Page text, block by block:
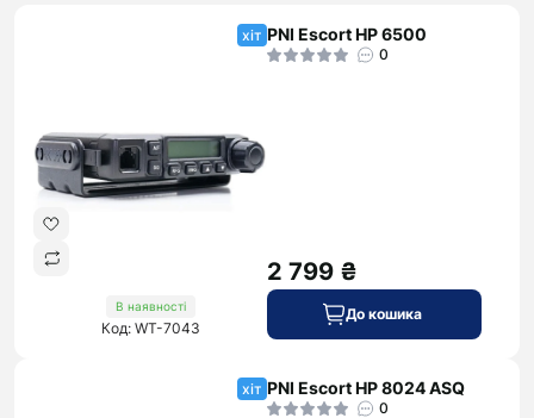
хіт
В наявності
Код: WT-7043
PNI Escort HP 6500
0
2 799 ₴
До кошика
хіт PNI Escort HP 8024 ASQ
0